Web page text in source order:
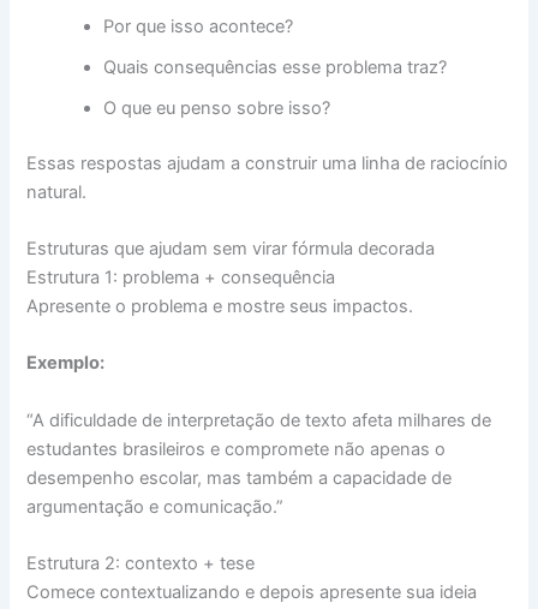
Por que isso acontece?
Quais consequências esse problema traz?
O que eu penso sobre isso?
Essas respostas ajudam a construir uma linha de raciocínio
natural.
Estruturas que ajudam sem virar fórmula decorada
Estrutura 1: problema + consequência
Apresente o problema e mostre seus impactos.
Exemplo:
“A dificuldade de interpretação de texto afeta milhares de
estudantes brasileiros e compromete não apenas o
desempenho escolar, mas também a capacidade de
argumentação e comunicação.”
Estrutura 2: contexto + tese
Comece contextualizando e depois apresente sua ideia